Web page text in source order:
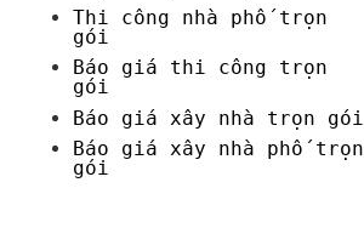
Thi công nhà phố trọn
gói
Báo giá thi công trọn
gói
Báo giá xây nhà trọn gói
Báo giá xây nhà phố trọn
gói